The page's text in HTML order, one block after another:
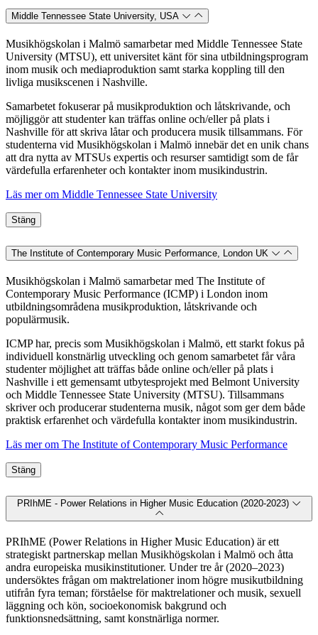
Middle Tennessee State University, USA
Musikhögskolan i Malmö samarbetar med Middle Tennessee State
University (MTSU), ett universitet känt för sina utbildningsprogram
inom musik och mediaproduktion samt starka koppling till den
livliga musikscenen i Nashville.
Samarbetet fokuserar på musikproduktion och låtskrivande, och
möjliggör att studenter kan träffas online och/eller på plats i
Nashville för att skriva låtar och producera musik tillsammans. För
studenterna vid Musikhögskolan i Malmö innebär det en unik chans
att dra nytta av MTSUs expertis och resurser samtidigt som de får
värdefulla erfarenheter och kontakter inom musikindustrin.
Läs mer om Middle Tennessee State University
Stäng
The Institute of Contemporary Music Performance, London UK
Musikhögskolan i Malmö samarbetar med The Institute of
Contemporary Music Performance (ICMP) i London inom
utbildningsområdena musikproduktion, låtskrivande och
populärmusik.
ICMP har, precis som Musikhögskolan i Malmö, ett starkt fokus på
individuell konstnärlig utveckling och genom samarbetet får våra
studenter möjlighet att träffas både online och/eller på plats i
Nashville i ett gemensamt utbytesprojekt med Belmont University
och Middle Tennessee State University (MTSU). Tillsammans
skriver och producerar studenterna musik, något som ger dem både
praktisk erfarenhet och värdefulla kontakter inom musikindustrin.
Läs mer om The Institute of Contemporary Music Performance
Stäng
PRIhME - Power Relations in Higher Music Education (2020-2023)
PRIhME (Power Relations in Higher Music Education) är ett
strategiskt partnerskap mellan Musikhögskolan i Malmö och åtta
andra europeiska musikinstitutioner. Under tre år (2020–2023)
undersöktes frågan om maktrelationer inom högre musikutbildning
utifrån fyra teman; förståelse för maktrelationer och musik, sexuell
läggning och kön, socioekonomisk bakgrund och
funktionsnedsättning, samt konstnärliga normer.